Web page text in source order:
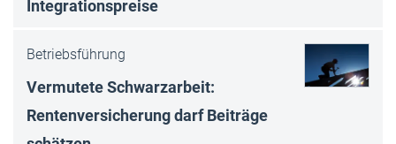
Integrationspreise
Betriebsführung
Vermutete Schwarzarbeit:
Rentenversicherung darf Beiträge